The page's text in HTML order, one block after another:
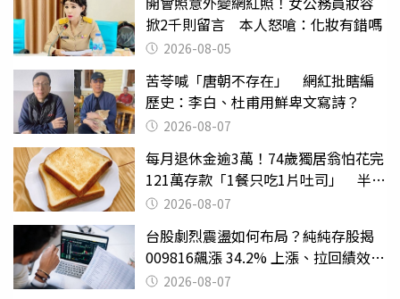
掀2千則留言 本人怒嗆：化妝有錯嗎
2026-08-05
苦苓喊「唐朝不存在」 網紅批瞎編
歷史：李白、杜甫用鮮卑文寫詩？
2026-08-07
每月退休金逾3萬！74歲獨居翁怕花完
121萬存款「1餐只吃1片吐司」 半年
後暴瘦嚇壞女兒
2026-08-07
台股劇烈震盪如何布局？純純存股揭
009816飆漲 34.2% 上漲、拉回績效勝
主動式ETF
2026-08-07